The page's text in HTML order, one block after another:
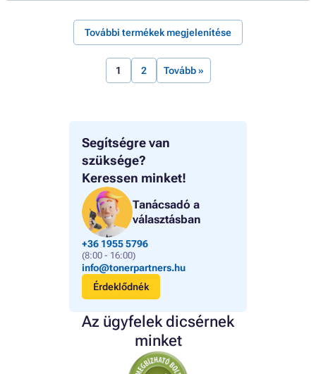
Segítségre van
szüksége?
Keressen minket!
Tanácsadó a
választásban
+36 1955 5796
(8:00 - 16:00)
info@tonerpartners.hu
Érdeklődnék
Az ügyfelek dicsérnek
minket
További termékek megjelenítése
1 2 Tovább »